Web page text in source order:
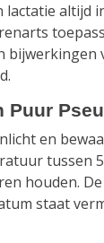
lactatie altijd
bijwerkingen
Puur
en
tussen
houden. De
staat